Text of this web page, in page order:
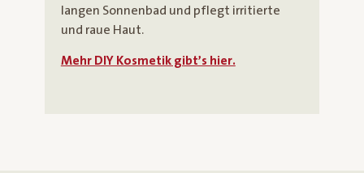
langen Sonnenbad und pflegt irritierte
und raue Haut.
Mehr DIY Kosmetik gibt’s hier.